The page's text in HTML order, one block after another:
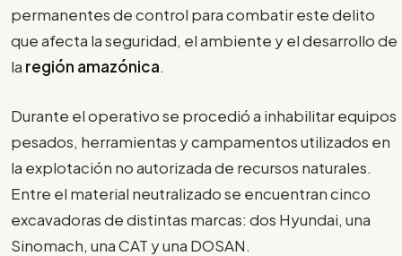
permanentes de control para combatir este delito
que afecta la seguridad, el ambiente y el desarrollo de
la región amazónica.
Durante el operativo se procedió a inhabilitar equipos
pesados, herramientas y campamentos utilizados en
la explotación no autorizada de recursos naturales.
Entre el material neutralizado se encuentran cinco
excavadoras de distintas marcas: dos Hyundai, una
Sinomach, una CAT y una DOSAN.